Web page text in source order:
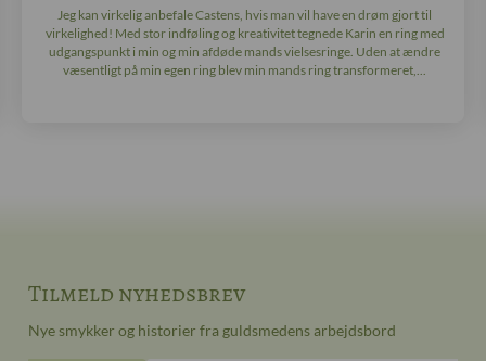
Jeg kan virkelig anbefale Castens, hvis man vil have en drøm gjort til
virkelighed! Med stor indføling og kreativitet tegnede Karin en ring med
udgangspunkt i min og min afdøde mands vielsesringe. Uden at ændre
væsentligt på min egen ring blev min mands ring transformeret,...
Tilmeld nyhedsbrev
Nye smykker og historier fra guldsmedens arbejdsbord